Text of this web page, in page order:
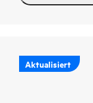
Aktualisiert